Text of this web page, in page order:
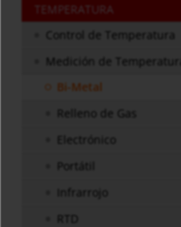
TEMPERATURA
Control de Temperatura
Medición de
Bi-Metal
Relleno de Gas
Electrónico
Portátil
Infrarrojo
RTD